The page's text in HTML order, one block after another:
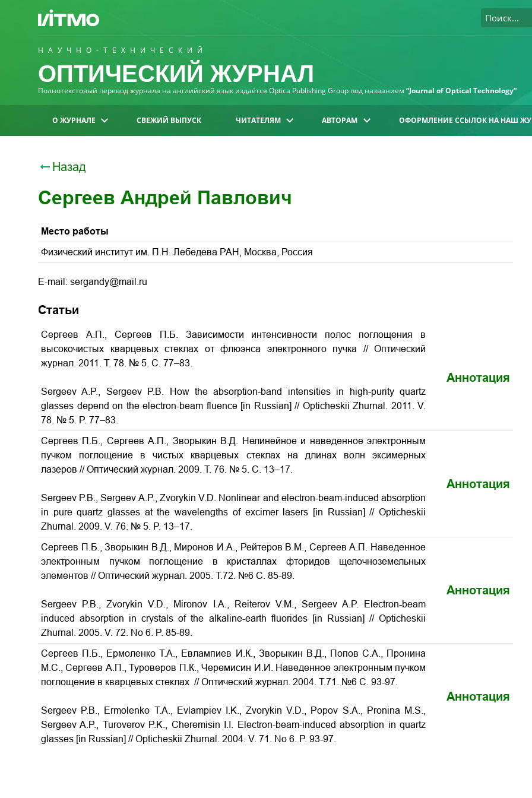
НАУЧНО-ТЕХНИЧЕСКИЙ
ОПТИЧЕСКИЙ ЖУРНАЛ
Полнотекстовый перевод журнала на английский язык издаётся Optica Publishing Group под названием “Journal of Optical Technology“
О ЖУРНАЛЕ СВЕЖИЙ ВЫПУСК ЧИТАТЕЛЯМ АВТОРАМ ОФОРМЛЕНИЕ ССЫЛОК НА НАШ
Назад
Сергеев Андрей Павлович
Место работы
Физический институт им. П.Н. Лебедева РАН, Москва, Россия
E-mail: sergandy@mail.ru
Статьи
Сергеев А.П., Сергеев П.Б. Зависимости интенсивности полос поглощения в
высокочистых кварцевых стеклах от флюэнса электронного пучка // Оптический
журнал. 2011. Т. 78. № 5. С. 77–83.
Sergeev A.P., Sergeev P.B. How the absorption-band intensities in high-purity quartz
glasses depend on the electron-beam fluence [in Russian] // Opticheskii Zhurnal. 2011. V.
78. № 5. P. 77–83.
Аннотация
Сергеев П.Б., Сергеев А.П., Зворыкин В.Д. Нелинейное и наведенное электронным
пучком поглощение в чистых кварцевых стеклах на длинах волн эксимерных
лазеров // Оптический журнал. 2009. Т. 76. № 5. С. 13–17.
Sergeev P.B., Sergeev A.P., Zvorykin V.D. Nonlinear and electron-beam-induced absorption
in pure quartz glasses at the wavelengths of excimer lasers [in Russian] // Opticheskii
Zhurnal. 2009. V. 76. № 5. P. 13–17.
Аннотация
Сергеев П.Б., Зворыкин В.Д., Миронов И.А., Рейтеров В.М., Сергеев А.П. Наведенное
электронным пучком поглощение в кристаллах фторидов щелочноземельных
элементов // Оптический журнал. 2005. Т.72. №6 С. 85-89.
Sergeev P.B., Zvorykin V.D., Mironov I.A., Reiterov V.M., Sergeev A.P. Electron-beam
induced absorption in crystals of the alkaline-earth fluorides [in Russian] // Opticheskii
Zhurnal. 2005. V. 72. No 6. P. 85-89.
Аннотация
Сергеев П.Б., Ермоленко Т.А., Евлампиев И.К., Зворыкин В.Д., Попов С.А., Пронина
М.С., Сергеев А.П., Туроверов П.К., Черемисин И.И. Наведенное электронным пучком
поглощение в кварцевых стеклах // Оптический журнал. 2004. Т.71. №6 С. 93-97.
Sergeev P.B., Ermolenko T.A., Evlampiev I.K., Zvorykin V.D., Popov S.A., Pronina M.S.,
Sergeev A.P., Turoverov P.K., Cheremisin I.I. Electron-beam-induced absorption in quartz
glasses [in Russian] // Opticheskii Zhurnal. 2004. V. 71. No 6. P. 93-97
Аннотация